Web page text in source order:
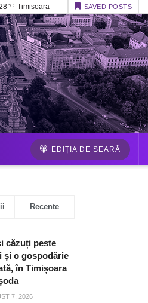
°C Timisoara SAVED POSTS
EDIȚIA DE SEARĂ
Recente
căzuți peste
și o gospodărie
în Timișoara
7, 2026